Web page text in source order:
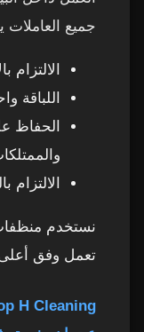
جميع العاملات
الالتزام
اللباقة
الحفاظ
نستخدم
تعمل وفق أعلى